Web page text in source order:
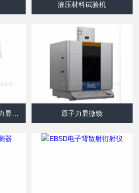
液压材料试验机
原子力显微镜